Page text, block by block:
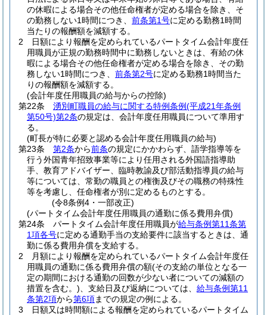
の休暇による場合その他任命権者が定める場合を除き、そ
の勤務しない1時間につき、 前条第1号に定める勤務1時間
当たりの報酬額を減額する。
2
日額により報酬を定められているパートタイム会計年度任
用職員が正規の勤務時間中に勤務しないときは、有給の休
暇による場合その他任命権者が定める場合を除き、その勤
務しない1時間につき、 前条第2号に定める勤務1時間当た
りの報酬額を減額する。
(会計年度任用職員の給与からの控除)
第22条
湧別町職員の給与に関する特例条例(平成21年条例
第50号)第2条の規定は、会計年度任用職員について準用す
る。
(町長が特に必要と認める会計年度任用職員の給与)
第23条
第2条から前条の規定にかかわらず、語学指導等を
行う外国青年招致事業等により任用される外国語指導助
手、教育アドバイザー、臨時教諭及び部活動指導員の給与
等については、常勤の職員との権衡及びその職務の特殊性
等を考慮し、任命権者が別に定めるものとする。
(令8条例4・一部改正)
(パートタイム会計年度任用職員の通勤に係る費用弁償)
第24条
パートタイム会計年度任用職員が給与条例第11条第
1項各号に定める通勤手当の支給要件に該当するときは、通
勤に係る費用弁償を支給する。
2
月額により報酬を定められているパートタイム会計年度任
用職員の通勤に係る費用弁償の額(その支給の単位となる一
定の期間における通勤の回数が少ない者についての減額の
措置を含む。) 、支給日及び返納については、 給与条例第11
条第2項から第6項までの規定の例による。
3
日額又は時間額による報酬を定められているパートタイム